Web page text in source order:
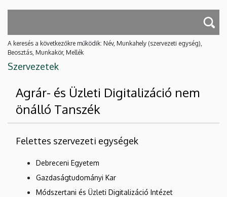
A keresés a következőkre működik: Név, Munkahely (szervezeti egység),
Beosztás, Munkakör, Mellék
Szervezetek
Agrár- és Üzleti Digitalizáció nem
önálló Tanszék
Felettes szervezeti egységek
Debreceni Egyetem
Gazdaságtudományi Kar
Módszertani és Üzleti Digitalizáció Intézet